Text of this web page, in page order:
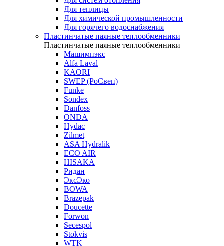
Для теплицы
Для химической промышленности
Для горячего водоснабжения
Пластинчатые паяные теплообменники
Пластинчатые паяные теплообменники
Машимпэкс
Alfa Laval
KAORI
SWEP (РоСвеп)
Funke
Sondex
Danfoss
ONDA
Hydac
Zilmet
ASA Hydralik
ECO AIR
HISAKA
Ридан
ЭксЭко
BOWA
Brazepak
Doucette
Forwon
Secespol
Stokvis
WTK